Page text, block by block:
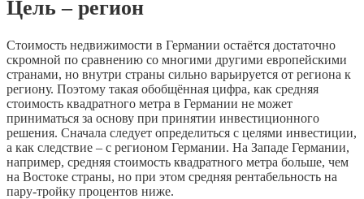
Цель – регион
Стоимость недвижимости в Германии остаётся достаточно
скромной по сравнению со многими другими европейскими
странами, но внутри страны сильно варьируется от региона к
региону. Поэтому такая обобщённая цифра, как средняя
стоимость квадратного метра в Германии не может
приниматься за основу при принятии инвестиционного
решения. Сначала следует определиться с целями инвестиции,
а как следствие – с регионом Германии. На Западе Германии,
например, средняя стоимость квадратного метра больше, чем
на Востоке страны, но при этом средняя рентабельность на
пару-тройку процентов ниже.